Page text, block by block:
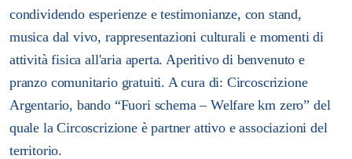
condividendo esperienze e testimonianze, con stand,
musica dal vivo, rappresentazioni culturali e momenti di
attività fisica all'aria aperta. Aperitivo di benvenuto e
pranzo comunitario gratuiti. A cura di: Circoscrizione
Argentario, bando “Fuori schema – Welfare km zero” del
quale la Circoscrizione è partner attivo e associazioni del
territorio.